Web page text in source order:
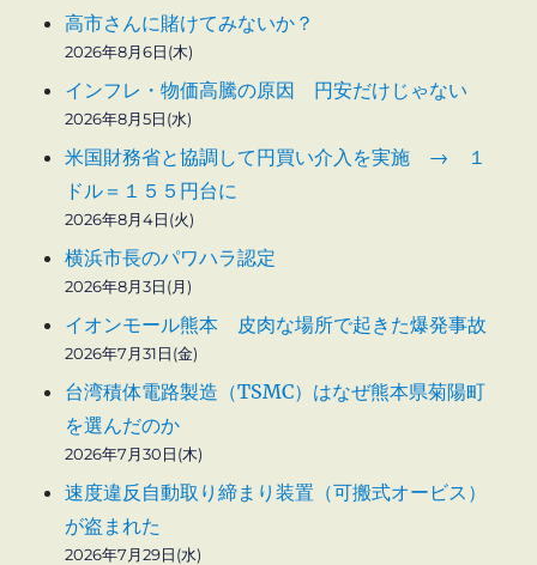
高市さんに賭けてみないか？
2026年8月6日(木)
インフレ・物価高騰の原因 円安だけじゃない
2026年8月5日(水)
米国財務省と協調して円買い介入を実施 → １
ドル＝１５５円台に
2026年8月4日(火)
横浜市長のパワハラ認定
2026年8月3日(月)
イオンモール熊本 皮肉な場所で起きた爆発事故
2026年7月31日(金)
台湾積体電路製造（TSMC）はなぜ熊本県菊陽町
を選んだのか
2026年7月30日(木)
速度違反自動取り締まり装置（可搬式オービス）
が盗まれた
2026年7月29日(水)